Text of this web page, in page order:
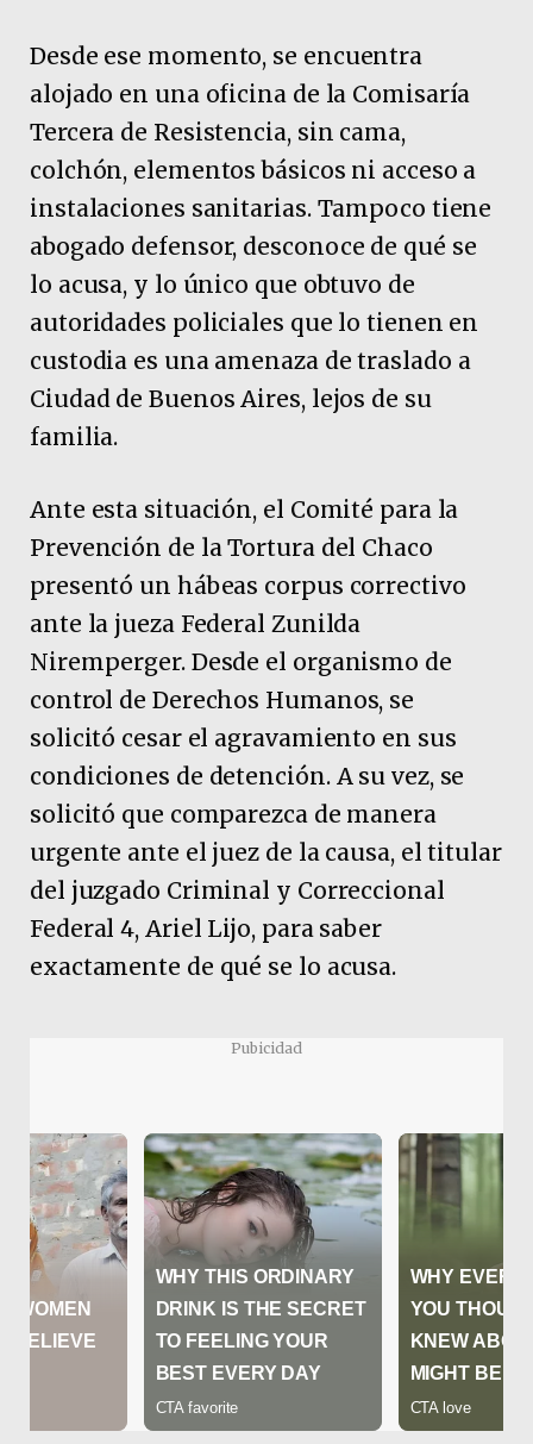
Desde ese momento, se encuentra
alojado en una oficina de la Comisaría
Tercera de Resistencia, sin cama,
colchón, elementos básicos ni acceso a
instalaciones sanitarias. Tampoco tiene
abogado defensor, desconoce de qué se
lo acusa, y lo único que obtuvo de
autoridades policiales que lo tienen en
custodia es una amenaza de traslado a
Ciudad de Buenos Aires, lejos de su
familia.
Ante esta situación, el Comité para la
Prevención de la Tortura del Chaco
presentó un hábeas corpus correctivo
ante la jueza Federal Zunilda
Niremperger. Desde el organismo de
control de Derechos Humanos, se
solicitó cesar el agravamiento en sus
condiciones de detención. A su vez, se
solicitó que comparezca de manera
urgente ante el juez de la causa, el titular
del juzgado Criminal y Correccional
Federal 4, Ariel Lijo, para saber
exactamente de qué se lo acusa.
Pubicidad